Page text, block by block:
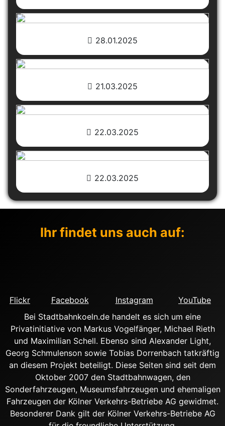
28.01.2025
21.03.2025
22.03.2025
22.03.2025
Ihr findet uns auch auf:
Flickr Facebook Instagram
YouTube
Bei Stadtbahnkoeln.de handelt es sich um eine
Privatinitiative von Markus Vogelfänger, Michael Rieth
und Maximilian Schell. Ebenso sind Alexander Light,
Georg Schmulenson sowie Tobias Dorrenbach tatkräftig
an diesem Projekt beteiligt. Diese Seiten sind seit dem
Oktober 2007 den Stadtbahnwagen, den
Sonderfahrzeugen, Museumsfahrzeugen und ehemaligen
Fahrzeugen der Kölner Verkehrs-Betriebe AG gewidmet.
Besonderer Dank gilt der Kölner Verkehrs-Betriebe AG